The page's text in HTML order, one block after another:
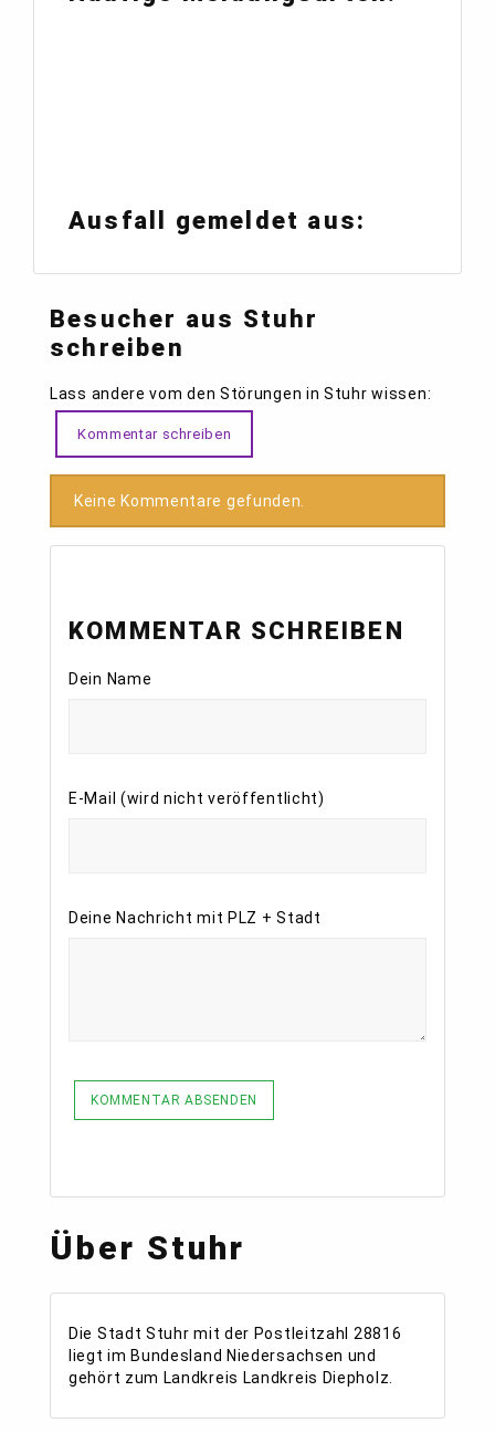
Ausfall gemeldet aus:
Besucher aus Stuhr
schreiben
Lass andere vom den Störungen in Stuhr wissen:
Kommentar schreiben
Keine Kommentare gefunden.
KOMMENTAR SCHREIBEN
Dein Name
E-Mail (wird nicht veröffentlicht)
Deine Nachricht mit PLZ + Stadt
KOMMENTAR ABSENDEN
Über Stuhr
Die Stadt Stuhr mit der Postleitzahl 28816
liegt im Bundesland Niedersachsen und
gehört zum Landkreis Landkreis Diepholz.